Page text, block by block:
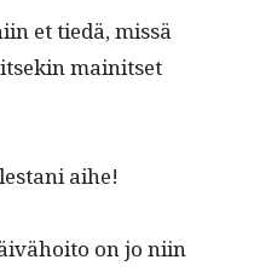
et tiedä, mis­sä
mainit­set
aihe!
on jo niin